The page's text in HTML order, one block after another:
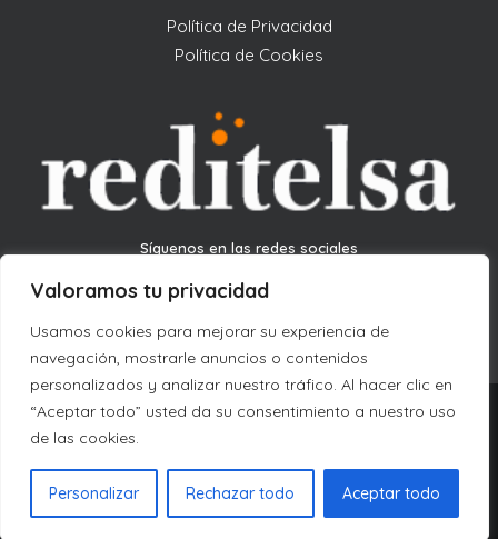
Valoramos tu privacidad
Usamos cookies para mejorar su experiencia de
navegación, mostrarle anuncios o contenidos
personalizados y analizar nuestro tráfico. Al hacer clic en
“Aceptar todo” usted da su consentimiento a nuestro uso
de las cookies.
Personalizar Rechazar todo Aceptar todo
Política de Privacidad
Política de Cookies
Síguenos en las redes sociales